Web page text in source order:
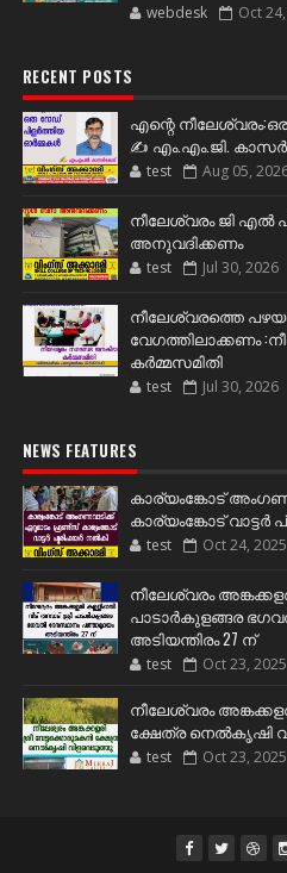
webdesk Oct
RECENT POSTS
എന്റെ
✍️ എം.എം.ജി.
test Aug 05,
നീലേശ്വരം ജി
അനുവദിക്കണം
test Jul 30, 2026
നീലേശ്വരത്തെ
വേഗത്തിലാക്കണം
കർമ്മസമിതി
test Jul 30, 2026
NEWS FEATURES
കാര്യംങ്കോട്
കാര്യംങ്കോട്
test Oct 24, 2025
നീലേശ്വരം
പാടാർകുളങ്ങര
അടിയന്തിരം 27 ന്
test Oct 23, 2025
നീലേശ്വരം
ക്ഷേത്ര നെൽകൃഷി
test Oct 23, 2025